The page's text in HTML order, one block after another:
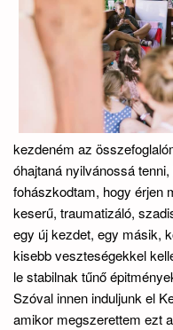
kezdeném az
óhajtaná nyilvánossá
fohászkodtam, hogy érjen
keserű, traumatizáló,
egy új kezdet, egy másik,
kisebb veszteségekkel
le stabilnak tűnő épi
Szóval innen induljunk el
amikor megszerettem ezt